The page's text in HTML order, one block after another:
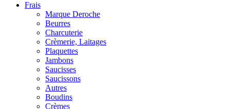
Frais
Marque Deroche
Beurres
Charcuterie
Crèmerie, Laitages
Plaquettes
Jambons
Saucisses
Saucissons
Autres
Boudins
Crèmes